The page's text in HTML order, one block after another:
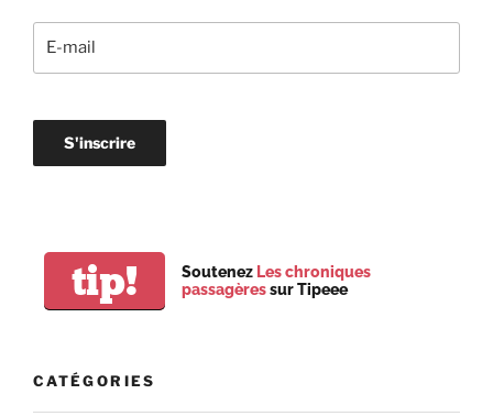
tip! Soutenez Les chroniques
passagèressur Tipeee
CATÉGORIES